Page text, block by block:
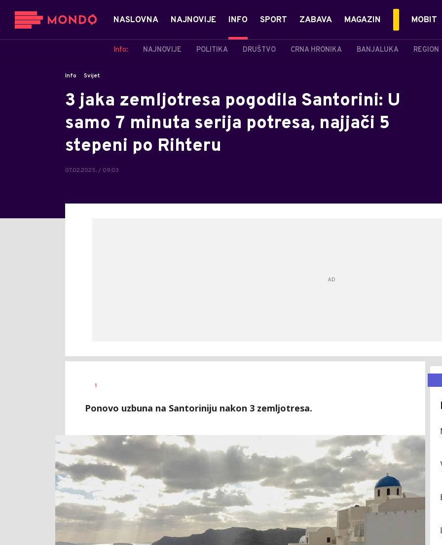
NASLOVNA NAJNOVIJE INFO
Info: NAJNOVIJE POLITIKA DRUŠTVO CRNA HRONIKA BANJALUKA REGION
SPORT ZABAVA MAGAZIN MOBIT
Info Svijet
3 jaka zemljotresa pogodila Santorini: U
samo 7 minuta serija potresa, najjači 5
stepeni po Rihteru
07.02.2025. / 09:03
AUTOR
1
Ponovo uzbuna na Santoriniju nakon 3 zemljotresa.